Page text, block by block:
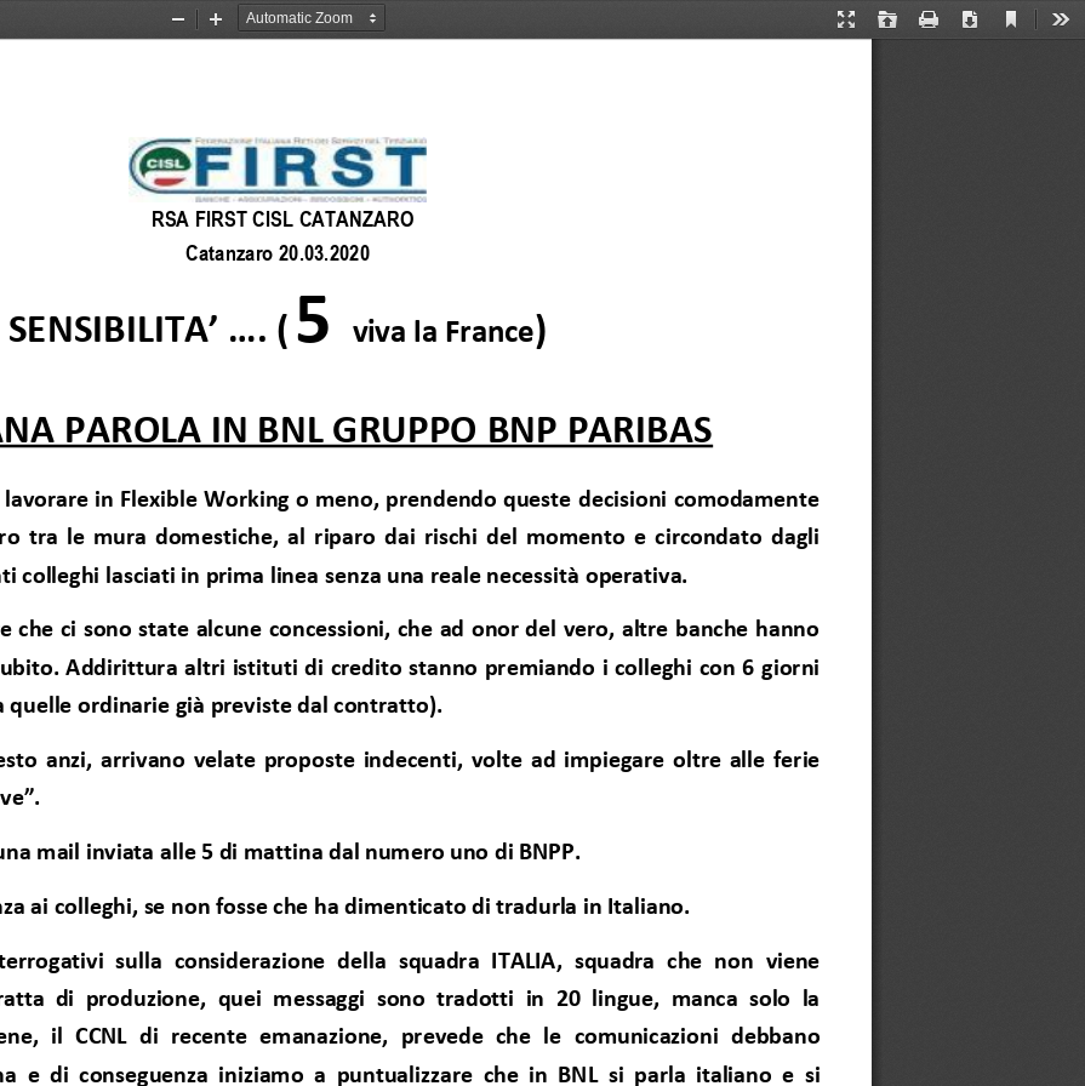
Presentation
Open Print Download
Current
Zoom
Zoom
RSA FIRST CISL CATANZARO
Catanzaro 20.03.2020
SENSIBILITA’ .... ( 5 viva la France)
PAROLA IN BNL GRUPPO BNP PARIBAS
in Flexible Working o meno, prendendo queste decisioni comodamente
tra le mura domestiche, al riparo dai rischi del momento e circondato dagli
colleghi lasciati in prima linea senza una reale necessità operativa.
che ci sono state alcune concessioni, che ad onor del vero, altre banche hanno
Addirittura altri istituti di credito stanno premiando i colleghi con 6 giorni
quelle ordinarie già previste dal contratto).
anzi, arrivano velate proposte indecenti, volte ad impiegare oltre alle ferie
mail inviata alle 5 di mattina dal numero uno di BNPP.
ai colleghi, se non fosse che ha dimenticato di tradurla in Italiano.
sulla considerazione della squadra ITALIA, squadra che non viene
di produzione, quei messaggi sono tradotti in 20 lingue, manca solo la
il CCNL di recente emanazione, prevede che le comunicazioni debbano
e di conseguenza iniziamo a puntualizzare che in BNL si parla italiano e si